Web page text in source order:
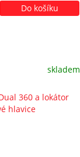
Do košíku
skladem